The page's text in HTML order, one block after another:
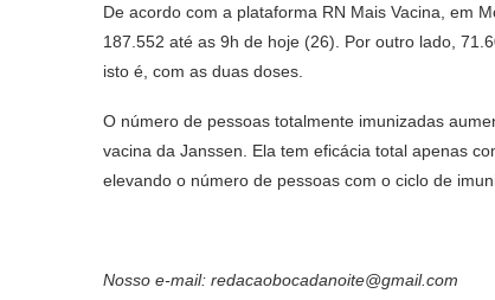
De acordo com a plataforma RN Mais Vacina, em
187.552 até as 9h de hoje (26). Por outro lado,
isto é, com as duas doses.
O número de pessoas totalmente imunizadas
vacina da Janssen. Ela tem eficácia total apenas
elevando o número de pessoas com o ciclo de
Nosso e-mail: redacaobocadanoite@gmail.com